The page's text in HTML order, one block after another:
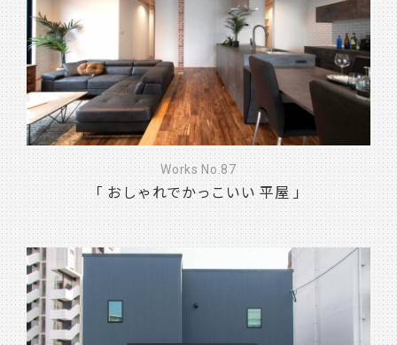
Works No.87
「 おしゃれでかっこいい 平屋 」